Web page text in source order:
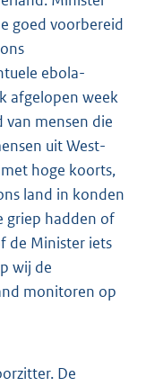
goed voorbereid
ebola-
afgelopen week
van mensen die
uit West-
hoge koorts,
land in konden
griep hadden of
de Minister iets
wij de
monitoren op
De